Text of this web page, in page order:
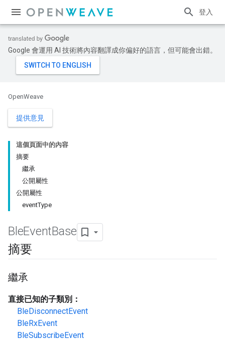
登入
Google 會運用 AI 技術將內容翻譯成你偏好的語言，但可能會出錯。
OpenWeave
提供意見
這個頁面中的內容
摘要
繼承
公開屬性
公開屬性
eventType
BleEventBase
摘要
繼承
直接已知的子類別：
BleDisconnectEvent
BleRxEvent
BleSubscribeEvent